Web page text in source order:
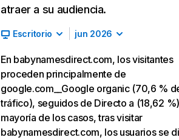
atraer a su audiencia.
Escritorio jun 2026
En babynamesdirect.com, los visitantes
proceden principalmente de
google.com__Google organic (70,6 %
tráfico), seguidos de Directo a (18,62
mayoría de los casos, tras visitar
babynamesdirect.com, los usuarios se